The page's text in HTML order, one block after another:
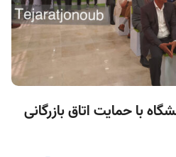
با حمایت اتاق بازرگانی